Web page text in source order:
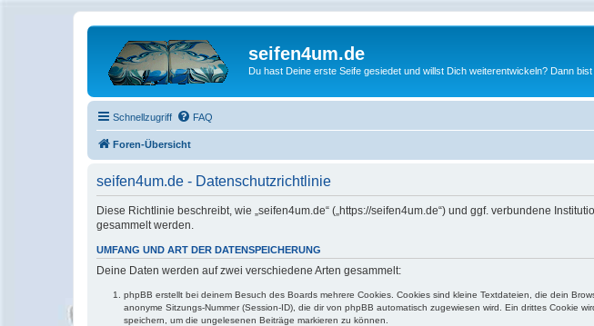
seifen4um.de
Du hast Deine erste Seife gesiedet und willst Dich weiterentwickeln? Dann
Schnellzugriff FAQ
Foren-Übersicht
seifen4um.de - Datenschutzrichtlinie
Diese Richtlinie beschreibt, wie „seifen4um.de“ („https://seifen4um.de“) und ggf. verbundene
gesammelt werden.
UMFANG UND ART DER DATENSPEICHERUNG
Deine Daten werden auf zwei verschiedene Arten gesammelt:
phpBB erstellt bei deinem Besuch des Boards mehrere Cookies. Cookies sind kleine Textdateien, die dein
anonyme Sitzungs-Nummer (Session-ID), die dir von phpBB automatisch zugewiesen wird. Ein drittes Cookie
speichern, um die ungelesenen Beiträge markieren zu können.